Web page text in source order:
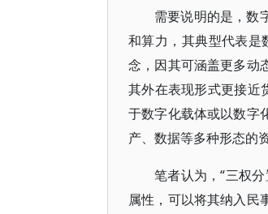
需要说明的是，数
和算力，其典型代表
念，因其可涵盖更多动
其外在表现形式更接近
于数字化载体或以数字
产、数据等多种形态的资
笔者认为，“三权
属性，可以将其纳入民